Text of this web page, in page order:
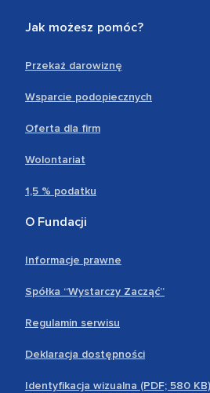
Jak możesz pomóc?
Przekaż darowiznę
Wsparcie podopiecznych
Oferta dla firm
Wolontariat
1,5 % podatku
O Fundacji
Informacje prawne
Spółka “Wystarczy Zacząć”
Regulamin serwisu
Deklaracja dostępności
Identyfikacja wizualna (PDF; 580 KB)